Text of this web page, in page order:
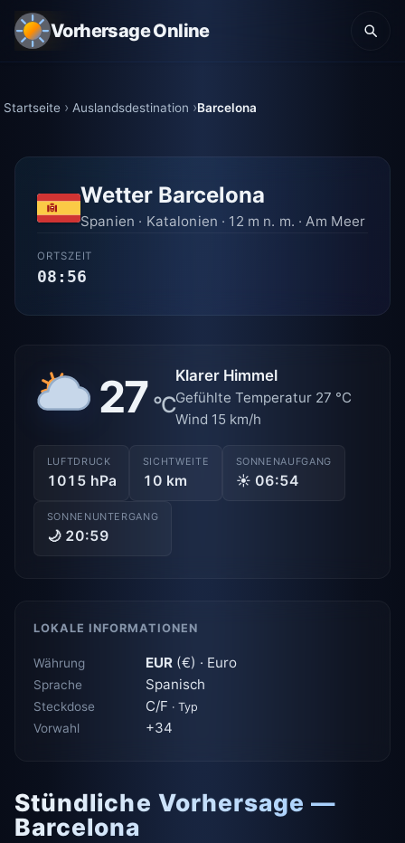
Vorhersage Online
Startseite Auslandsdestination Barcelona
Wetter Barcelona
Spanien · Katalonien · 12 m n. m. · Am Meer
ORTSZEIT
08:56
27 °C
Klarer Himmel
Gefühlte Temperatur 27 °C
Wind 15 km/h
LUFTDRUCK
1015 hPa
SICHTWEITE
10 km
SONNENAUFGANG
☀ 06:54
SONNENUNTERGANG
🌙 20:59
LOKALE INFORMATIONEN
Währung EUR (€) · Euro
Sprache Spanisch
Steckdose C/F · Typ
Vorwahl +34
Stündliche Vorhersage —
Barcelona